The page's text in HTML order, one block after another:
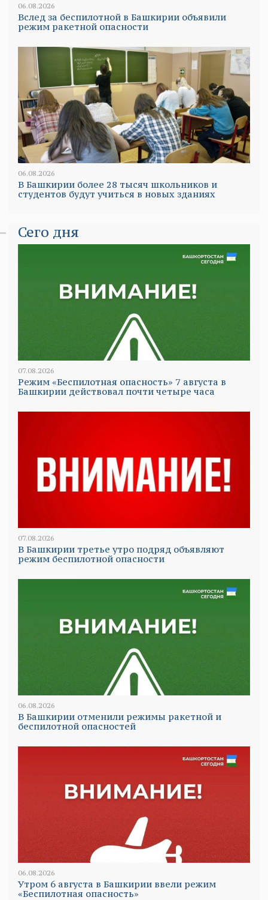
06.08.2026
Вслед за беспилотной в Башкирии объявили
режим ракетной опасности
06.08.2026
В Башкирии более 28 тысяч школьников и
студентов будут учиться в новых зданиях
Сего дня
07.08.2026
Режим «Беспилотная опасность» 7 августа в
Башкирии действовал почти четыре часа
07.08.2026
В Башкирии третье утро подряд объявляют
режим беспилотной опасности
06.08.2026
В Башкирии отменили режимы ракетной и
беспилотной опасностей
06.08.2026
Утром 6 августа в Башкирии ввели режим
«Беспилотная опасность»